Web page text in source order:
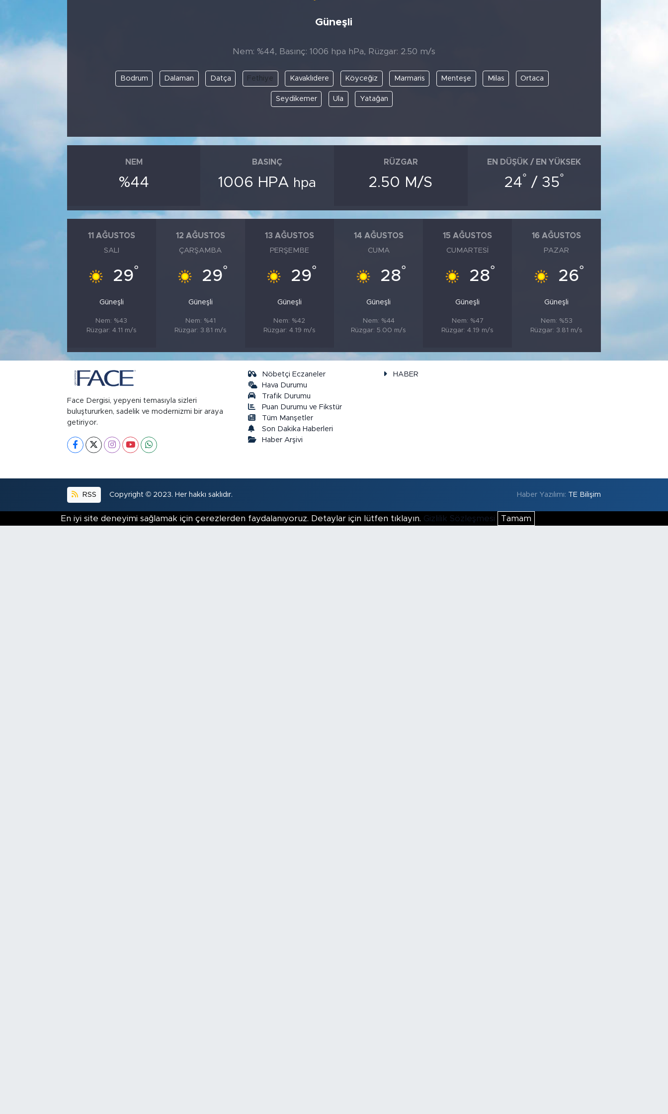
Güneşli
Nem: %44, Basınç: 1006 hpa hPa, Rüzgar: 2.50 m/s
Bodrum Dalaman Datça Fethiye Kavaklıdere Köyceğiz Marmaris Menteşe Milas Ortaca
Seydikemer Ula Yatağan
NEM
%44
BASINÇ
1006 HPA hpa
RÜZGAR
2.50 M/S
EN DÜŞÜK / EN YÜKSEK
24° / 35°
11 AĞUSTOS
SALI
29°
Güneşli
Nem: %43
Rüzgar: 4.11 m/s
12 AĞUSTOS
ÇARŞAMBA
29°
Güneşli
Nem: %41
Rüzgar: 3.81 m/s
13 AĞUSTOS
PERŞEMBE
29°
Güneşli
Nem: %42
Rüzgar: 4.19 m/s
14 AĞUSTOS
CUMA
28°
Güneşli
Nem: %44
Rüzgar: 5.00 m/s
15 AĞUSTOS
CUMARTESI
28°
Güneşli
Nem: %47
Rüzgar: 4.19 m/s
16 AĞUSTOS
PAZAR
26°
Güneşli
Nem: %53
Rüzgar: 3.81 m/s
Face Dergisi, yepyeni temasıyla sizleri
buluştururken, sadelik ve modernizmi bir araya
getiriyor.
Nöbetçi Eczaneler
Hava Durumu
Trafik Durumu
Puan Durumu ve Fikstür
Tüm Manşetler
Son Dakika Haberleri
Haber Arşivi
HABER
RSS Copyright © 2023. Her hakkı saklıdır. Haber Yazılımı: TE Bilişim
En iyi site deneyimi sağlamak için çerezlerden faydalanıyoruz. Detaylar için lütfen tıklayın. Gizlilik Sözleşmesi Tamam